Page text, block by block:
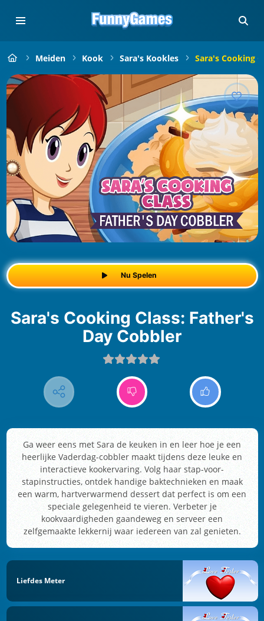
Meiden Kook Sara's Kookles Sara's Cooking
Nu Spelen
Sara's Cooking Class: Father's
Day Cobbler
Ga weer eens met Sara de keuken in en leer hoe je een
heerlijke Vaderdag-cobbler maakt tijdens deze leuke en
interactieve kookervaring. Volg haar stap-voor-
stapinstructies, ontdek handige baktechnieken en maak
een warm, hartverwarmend dessert dat perfect is om een
speciale gelegenheid te vieren. Verbeter je
kookvaardigheden gaandeweg en serveer een
zelfgemaakte lekkernij waar iedereen van zal genieten.
Liefdes Meter